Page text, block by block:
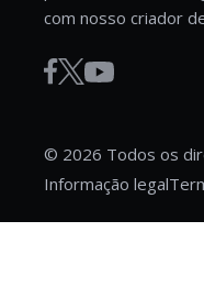
com nosso criador
© 2026 Todos os
Informação legal